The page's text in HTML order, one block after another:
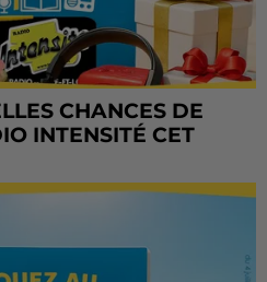
CHANCES DE
INTENSITÉ CET